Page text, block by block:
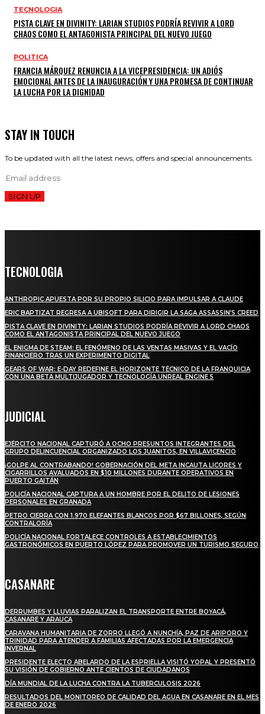
TECNOLOGIA
PISTA CLAVE EN DIVINITY: LARIAN STUDIOS PODRÍA REVIVIR A LORD
CHAOS COMO EL ANTAGONISTA PRINCIPAL DEL NUEVO JUEGO
POLITICA
FRANCIA MÁRQUEZ RENUNCIA A LA VICEPRESIDENCIA: UN ADIÓS
EMOCIONAL ANTES DE LA INAUGURACIÓN Y UNA PROMESA DE CONTINUAR
LA LUCHA POR LA DIGNIDAD
STAY IN TOUCH
To be updated with all the latest news, offers and special announcements.
SIGN UP
TECNOLOGIA
ANTHROPIC APUESTA POR SU PROPIO SILICIO PARA IMPULSAR A CLAUDE
ERIC BAPTIZAT REGRESA A UBISOFT PARA DIRIGIR LA SAGA ASSASSIN’S CREED
PISTA CLAVE EN DIVINITY: LARIAN STUDIOS PODRÍA REVIVIR A LORD CHAOS
COMO EL ANTAGONISTA PRINCIPAL DEL NUEVO JUEGO
EL ENIGMA DE STEAM: EL FENÓMENO DE LAS VENTAS MASIVAS Y EL VACÍO
FINANCIERO TRAS UN EXPERIMENTO DIGITAL
GEARS OF WAR: E-DAY REDEFINE EL HORIZONTE TÉCNICO DE LA FRANQUICIA
CON UNA BETA MULTIJUGADOR Y TECNOLOGÍA UNREAL ENGINE 5
JUDICIAL
EJÉRCITO NACIONAL CAPTURÓ A OCHO PRESUNTOS INTEGRANTES DEL
GRUPO DELINCUENCIAL ORGANIZADO LOS JUANITOS, EN VILLAVICENCIO
¡GOLPE AL CONTRABANDO! GOBERNACIÓN DEL META INCAUTA LICORES Y
CIGARRILLOS AVALUADOS EN $10 MILLONES DURANTE OPERATIVOS EN
PUERTO GAITÁN
POLICÍA NACIONAL CAPTURA A UN HOMBRE POR EL DELITO DE LESIONES
PERSONALES EN GRANADA
PETRO CIERRA CON 1.970 ELEFANTES BLANCOS POR $67 BILLONES, SEGÚN
CONTRALORÍA
POLICÍA NACIONAL FORTALECE CONTROLES A ESTABLECIMIENTOS
GASTRONÓMICOS EN PUERTO LÓPEZ PARA PROMOVER UN TURISMO SEGURO
CASANARE
DERRUMBES Y LLUVIAS PARALIZAN EL TRANSPORTE ENTRE BOYACÁ,
CASANARE Y ARAUCA
CARAVANA HUMANITARIA DE ZORRO LLEGÓ A NUNCHÍA, PAZ DE ARIPORO Y
TRINIDAD PARA ATENDER A FAMILIAS AFECTADAS POR LA EMERGENCIA
INVERNAL
PRESIDENTE ELECTO ABELARDO DE LA ESPRIELLA VISITÓ YOPAL Y PRESENTÓ
SU VISIÓN DE GOBIERNO ANTE CIENTOS DE CIUDADANOS
DÍA MUNDIAL DE LA LUCHA CONTRA LA TUBERCULOSIS 2026
RESULTADOS DEL MONITOREO DE CALIDAD DEL AGUA EN CASANARE EN EL MES
DE ENERO 2026